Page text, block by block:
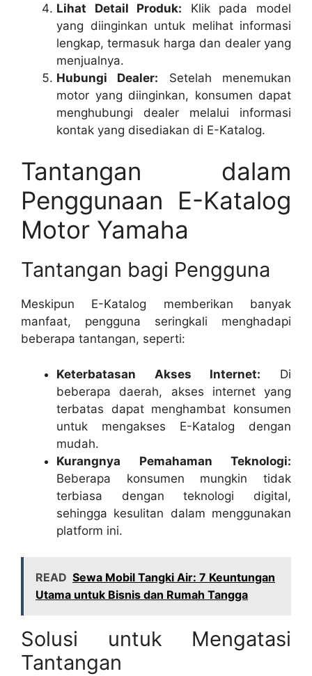
Lihat Detail Produk: Klik pada model
yang diinginkan untuk melihat informasi
lengkap, termasuk harga dan dealer yang
menjualnya.
Hubungi Dealer: Setelah menemukan
motor yang diinginkan, konsumen dapat
menghubungi dealer melalui informasi
kontak yang disediakan di E-Katalog.
Tantangan dalam
Penggunaan E-Katalog
Motor Yamaha
Tantangan bagi Pengguna
Meskipun E-Katalog memberikan banyak
manfaat, pengguna seringkali menghadapi
beberapa tantangan, seperti:
Keterbatasan Akses Internet: Di
beberapa daerah, akses internet yang
terbatas dapat menghambat konsumen
untuk mengakses E-Katalog dengan
mudah.
Kurangnya Pemahaman Teknologi:
Beberapa konsumen mungkin tidak
terbiasa dengan teknologi digital,
sehingga kesulitan dalam menggunakan
platform ini.
READ Sewa Mobil Tangki Air: 7 Keuntungan
Utama untuk Bisnis dan Rumah Tangga
Solusi untuk Mengatasi
Tantangan